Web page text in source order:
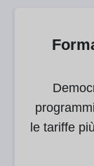
le tariffe